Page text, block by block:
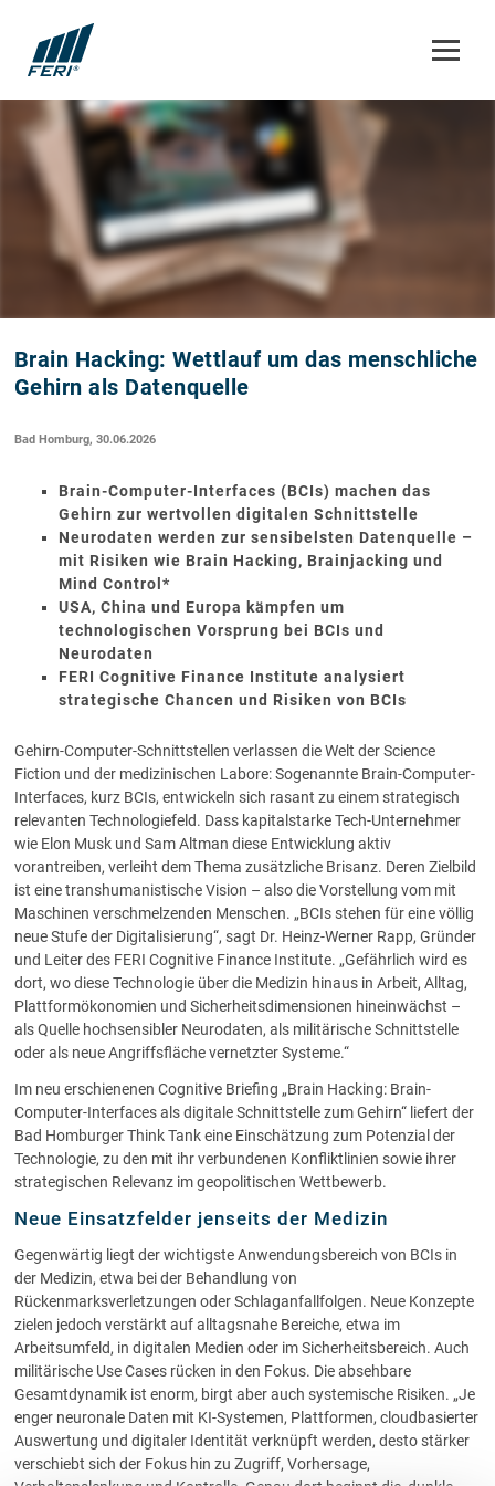
Brain Hacking: Wettlauf um das menschliche
Gehirn als Datenquelle
Bad Homburg, 30.06.2026
Brain-Computer-Interfaces (BCIs) machen das
Gehirn zur wertvollen digitalen Schnittstelle
Neurodaten werden zur sensibelsten Datenquelle –
mit Risiken wie Brain Hacking, Brainjacking und
Mind Control*
USA, China und Europa kämpfen um
technologischen Vorsprung bei BCIs und
Neurodaten
FERI Cognitive Finance Institute analysiert
strategische Chancen und Risiken von BCIs
Gehirn-Computer-Schnittstellen verlassen die Welt der Science
Fiction und der medizinischen Labore: Sogenannte Brain-Computer-
Interfaces, kurz BCIs, entwickeln sich rasant zu einem strategisch
relevanten Technologiefeld. Dass kapitalstarke Tech-Unternehmer
wie Elon Musk und Sam Altman diese Entwicklung aktiv
vorantreiben, verleiht dem Thema zusätzliche Brisanz. Deren Zielbild
ist eine transhumanistische Vision – also die Vorstellung vom mit
Maschinen verschmelzenden Menschen. „BCIs stehen für eine völlig
neue Stufe der Digitalisierung“, sagt Dr. Heinz-Werner Rapp, Gründer
und Leiter des FERI Cognitive Finance Institute. „Gefährlich wird es
dort, wo diese Technologie über die Medizin hinaus in Arbeit, Alltag,
Plattformökonomien und Sicherheitsdimensionen hineinwächst –
als Quelle hochsensibler Neurodaten, als militärische Schnittstelle
oder als neue Angriffsfläche vernetzter Systeme.“
Im neu erschienenen Cognitive Briefing „Brain Hacking: Brain-
Computer-Interfaces als digitale Schnittstelle zum Gehirn“ liefert der
Bad Homburger Think Tank eine Einschätzung zum Potenzial der
Technologie, zu den mit ihr verbundenen Konfliktlinien sowie ihrer
strategischen Relevanz im geopolitischen Wettbewerb.
Neue Einsatzfelder jenseits der Medizin
Gegenwärtig liegt der wichtigste Anwendungsbereich von BCIs in
der Medizin, etwa bei der Behandlung von
Rückenmarksverletzungen oder Schlaganfallfolgen. Neue Konzepte
zielen jedoch verstärkt auf alltagsnahe Bereiche, etwa im
Arbeitsumfeld, in digitalen Medien oder im Sicherheitsbereich. Auch
militärische Use Cases rücken in den Fokus. Die absehbare
Gesamtdynamik ist enorm, birgt aber auch systemische Risiken. „Je
enger neuronale Daten mit KI-Systemen, Plattformen, cloudbasierter
Auswertung und digitaler Identität verknüpft werden, desto stärker
verschiebt sich der Fokus hin zu Zugriff, Vorhersage,